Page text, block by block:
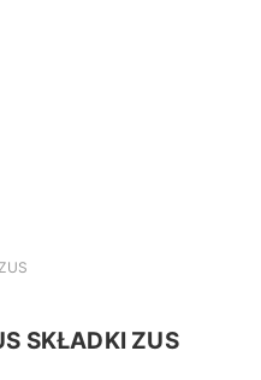
SKŁADKI ZUS